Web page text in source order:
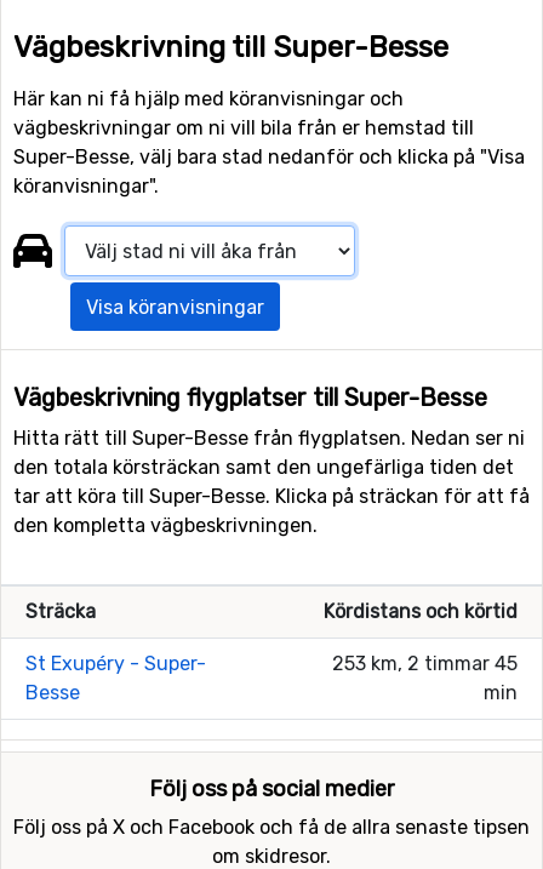
Vägbeskrivning till Super-Besse
Här kan ni få hjälp med köranvisningar och
vägbeskrivningar om ni vill bila från er hemstad till
Super-Besse, välj bara stad nedanför och klicka på "Visa
köranvisningar".
Visa köranvisningar
Vägbeskrivning flygplatser till Super-Besse
Hitta rätt till Super-Besse från flygplatsen. Nedan ser ni
den totala körsträckan samt den ungefärliga tiden det
tar att köra till Super-Besse. Klicka på sträckan för att få
den kompletta vägbeskrivningen.
Sträcka Kördistans och körtid
St Exupéry - Super-
Besse
253 km, 2 timmar 45
min
Följ oss på social medier
Följ oss på X och Facebook och få de allra senaste tipsen
om skidresor.